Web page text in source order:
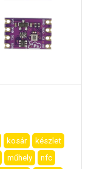
kosár
készlet
műhely
nfc